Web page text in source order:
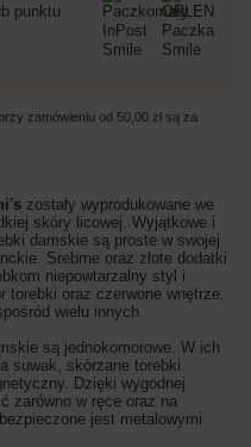
punktu
zamówieniu od 50,00 zł są za
zostały wyprodukowane we
skóry licowej. Wyjątkowe i
damskie są proste w swojej
Srebrne oraz złote dodatki
niepowtarzalny styl i
oraz czerwone wnętrze,
wielu innych.
są jednokomorowe. W ich
suwak, skórzane torebki
Dzięki wygodnej
zarówno w ręce oraz na
jest metalowymi